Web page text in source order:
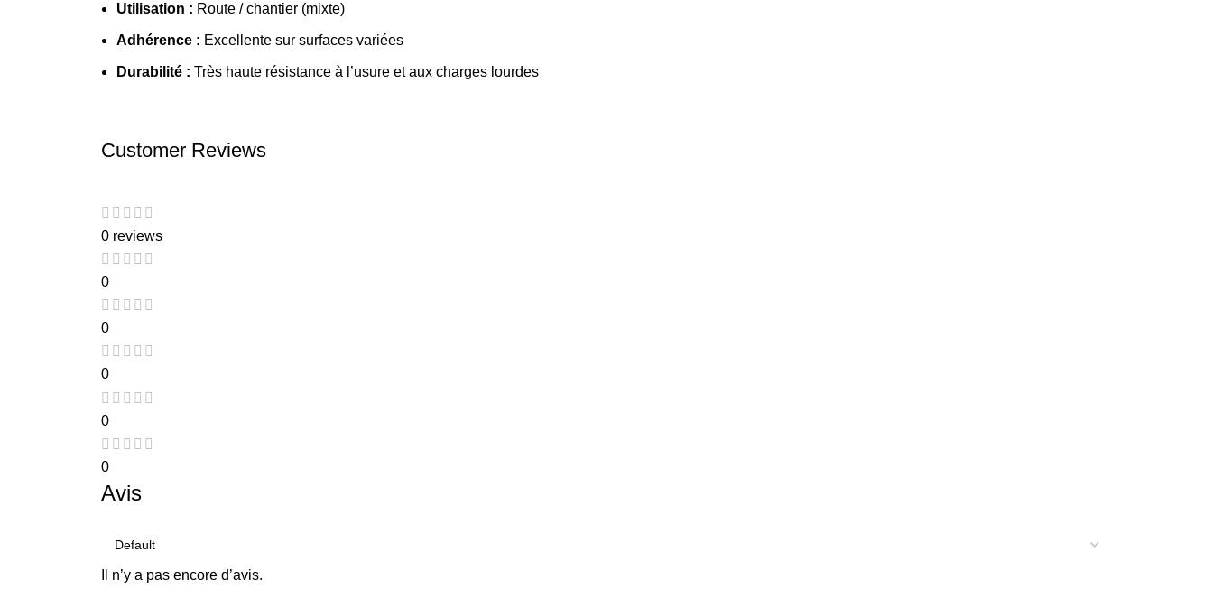
Utilisation : Route / chantier (mixte)
Adhérence : Excellente sur surfaces variées
Durabilité : Très haute résistance à l’usure et aux charges lourdes
Customer Reviews
0 reviews
0
0
0
0
0
Avis
Il n’y a pas encore d’avis.